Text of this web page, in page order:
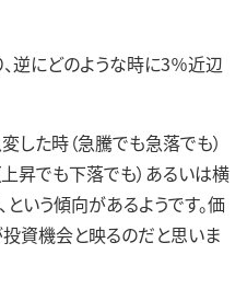
逆にどのような時に3％近辺
た時（急騰でも急落でも）
上昇でも下落でも）あるいは横
いう傾向があるようです。価
資機会と映るのだと思いま